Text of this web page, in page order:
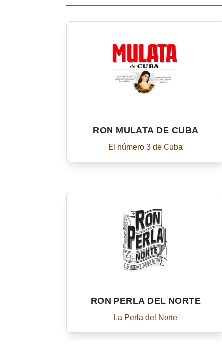
RON MULATA DE CUBA
El número 3 de Cuba
RON PERLA DEL NORTE
La Perla del Norte